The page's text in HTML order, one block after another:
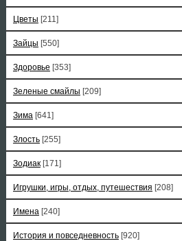
Цветы [211]
Зайцы [550]
Здоровье [353]
Зеленые смайлы [209]
Зима [641]
Злость [255]
Зодиак [171]
Игрушки, игры, отдых, путешествия [208]
Имена [240]
История и повседневность [920]